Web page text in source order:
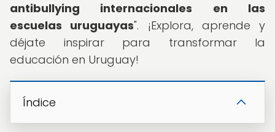
antibullying internacionales en las
escuelas uruguayas". ¡Explora, aprende y
déjate inspirar para transformar la
educación en Uruguay!
Índice